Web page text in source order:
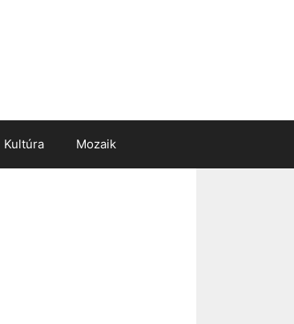
Kultúra Mozaik